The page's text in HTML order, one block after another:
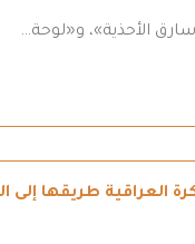
الأحذية»، و«لوحة…